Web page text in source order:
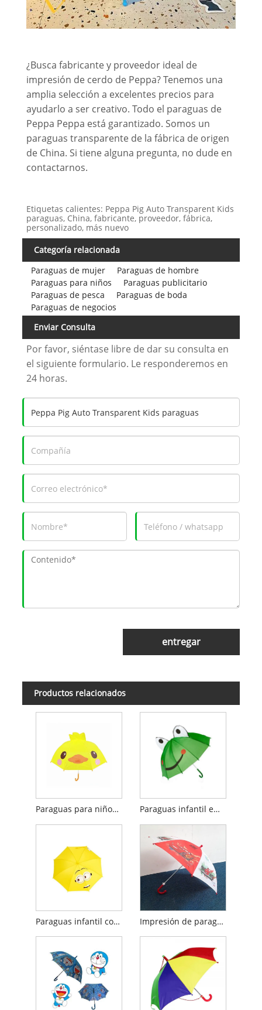
¿Busca fabricante y proveedor ideal de
impresión de cerdo de Peppa? Tenemos una
amplia selección a excelentes precios para
ayudarlo a ser creativo. Todo el paraguas de
Peppa Peppa está garantizado. Somos un
paraguas transparente de la fábrica de origen
de China. Si tiene alguna pregunta, no dude en
contactarnos.
Etiquetas calientes: Peppa Pig Auto Transparent Kids
paraguas, China, fabricante, proveedor, fábrica,
personalizado, más nuevo
Categoría relacionada
Paraguas de mujer
Paraguas de hombre
Paraguas para niños
Paraguas publicitario
Paraguas de pesca
Paraguas de boda
Paraguas de negocios
Enviar Consulta
Por favor, siéntase libre de dar su consulta en
el siguiente formulario. Le responderemos en
24 horas.
entregar
Productos relacionados
Paraguas para niños con pato amarillo 3D de 21 pulgadas Paraguas infantil emergente de mariquita modelo 3d
Paraguas infantil con forma preciosa de sol Impresión de paraguas para niños